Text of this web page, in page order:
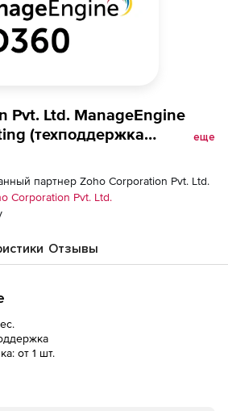
Pvt. Ltd. ManageEngine
(техподдержка
Domain Controllers
еще
партнер Zoho Corporation Pvt. Ltd.
Corporation Pvt. Ltd.
Отзывы
от 1 шт.